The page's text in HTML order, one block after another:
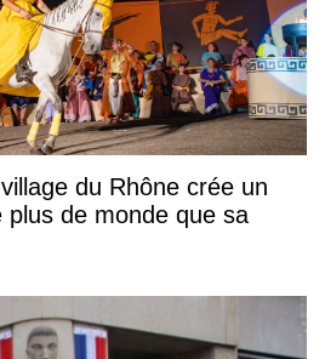
du Rhône crée un
plus de monde que sa